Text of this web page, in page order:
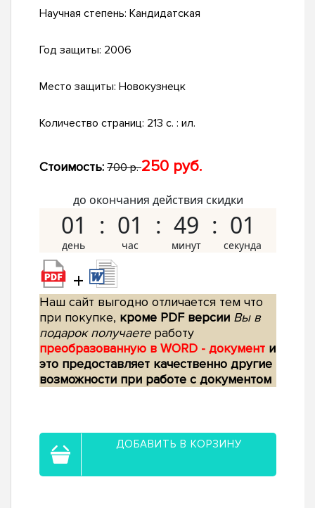
Научная степень: Кандидатская
Год защиты: 2006
Место защиты: Новокузнецк
Количество страниц: 213 с. : ил.
Стоимость: 700 р.250 руб.
до окончания действия скидки
01 01 49 00
+
Наш сайт выгодно отличается тем что
при покупке, кроме PDF версии Вы в
подарок получаетеработу
преобразованную в WORD - документ и
это предоставляет качественно другие
возможности при работе с документом
ДОБАВИТЬ В КОРЗИНУ